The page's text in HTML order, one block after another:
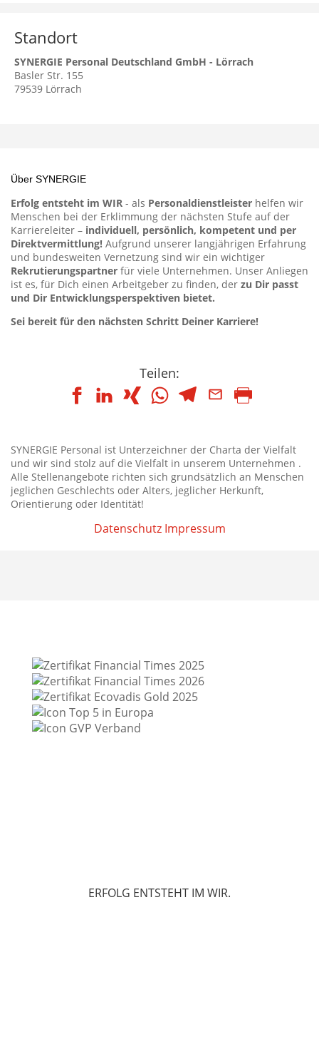
Standort
SYNERGIE Personal Deutschland GmbH - Lörrach
Basler Str. 155
79539 Lörrach
Über SYNERGIE
Erfolg entsteht im WIR - als Personaldienstleister helfen wir
Menschen bei der Erklimmung der nächsten Stufe auf der
Karriereleiter – individuell, persönlich, kompetent und per
Direktvermittlung! Aufgrund unserer langjährigen Erfahrung
und bundesweiten Vernetzung sind wir ein wichtiger
Rekrutierungspartner für viele Unternehmen. Unser Anliegen
ist es, für Dich einen Arbeitgeber zu finden, der zu Dir passt
und Dir Entwicklungsperspektiven bietet.
Sei bereit für den nächsten Schritt Deiner Karriere!
Teilen:
SYNERGIE Personal ist Unterzeichner der Charta der Vielfalt
und wir sind stolz auf die Vielfalt in unserem Unternehmen .
Alle Stellenangebote richten sich grundsätzlich an Menschen
jeglichen Geschlechts oder Alters, jeglicher Herkunft,
Orientierung oder Identität!
Datenschutz Impressum
ERFOLG ENTSTEHT IM WIR.